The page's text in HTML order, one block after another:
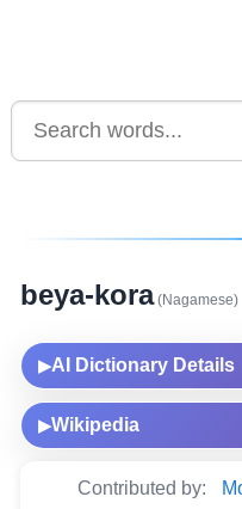
beya-kora(Nagamese)
▶AI Dictionary Details
▶Wikipedia
Contributed by: